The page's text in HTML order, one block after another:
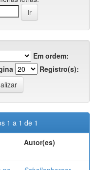
Em ordem:
Registro(s):
1 a 1 de 1
Autor(es)